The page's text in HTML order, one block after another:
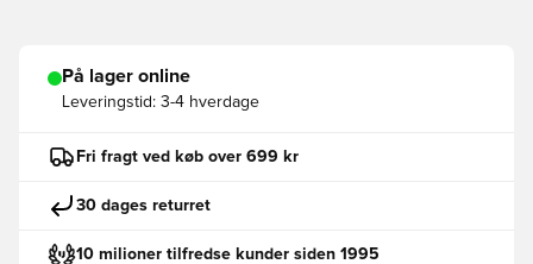
På lager online
Leveringstid: 3-4 hverdage
Fri fragt ved køb over 699 kr
30 dages returret
10 milioner tilfredse kunder siden 1995